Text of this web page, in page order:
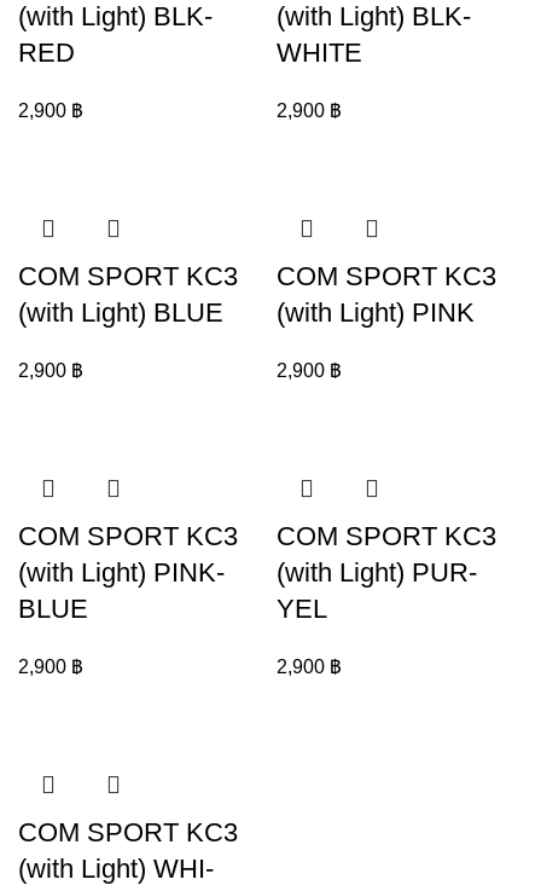
(with Light) BLK-
RED
2,900 ฿
(with Light) BLK-
WHITE
2,900 ฿
COM SPORT KC3
(with Light) BLUE
2,900 ฿
COM SPORT KC3
(with Light) PINK
2,900 ฿
COM SPORT KC3
(with Light) PINK-
BLUE
2,900 ฿
COM SPORT KC3
(with Light) PUR-
YEL
2,900 ฿
COM SPORT KC3
(with Light) WHI-